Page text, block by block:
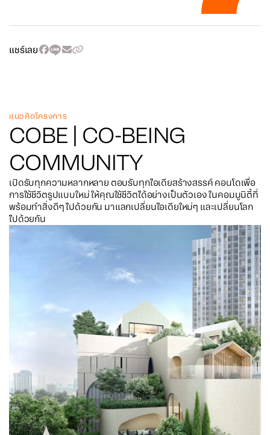
แชร์เลย
แนวคิดโครงการ
COBE | CO-BEING
COMMUNITY
เปิดรับทุกความหลากหลาย ตอบรับทุกไอเดียสร้างสรรค์ คอนโดเพื่อ
การใช้ชีวิตรูปแบบใหม่ ให้คุณใช้ชีวิตได้อย่างเป็นตัวเอง ในคอมมูนิตี้ที่
พร้อมทำสิ่งดีๆ ไปด้วยกัน มาแลกเปลี่ยนไอเดียใหม่ๆ และเปลี่ยนโลก
ไปด้วยกัน